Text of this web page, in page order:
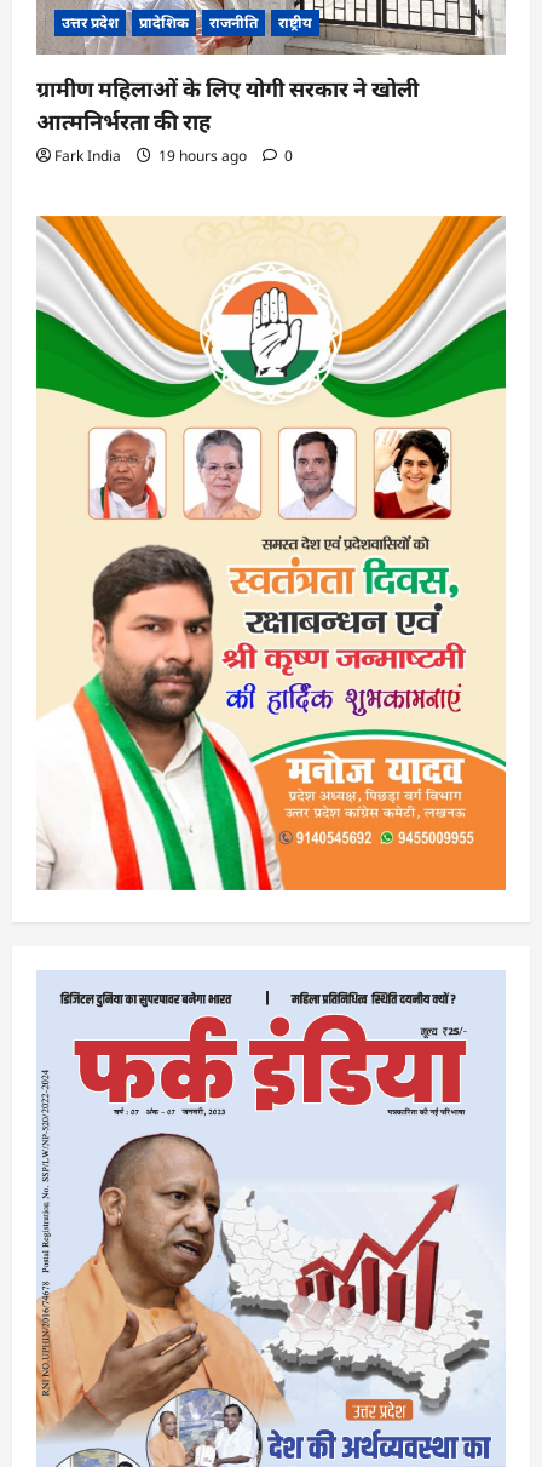
उत्तर प्रदेश प्रादेशिक राजनीति राष्ट्रीय
ग्रामीण महिलाओं के लिए योगी सरकार ने खोली
आत्मनिर्भरता की राह
Fark India 19 hours ago 0